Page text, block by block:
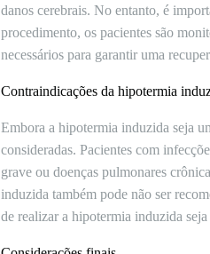
danos cerebrais. No entanto, é
procedimento, os pacientes são
necessários para garantir uma
Contraindicações da hipotermia
Embora a hipotermia induzida seja
consideradas. Pacientes com
grave ou doenças pulmonares
induzida também pode não ser
de realizar a hipotermia induzida